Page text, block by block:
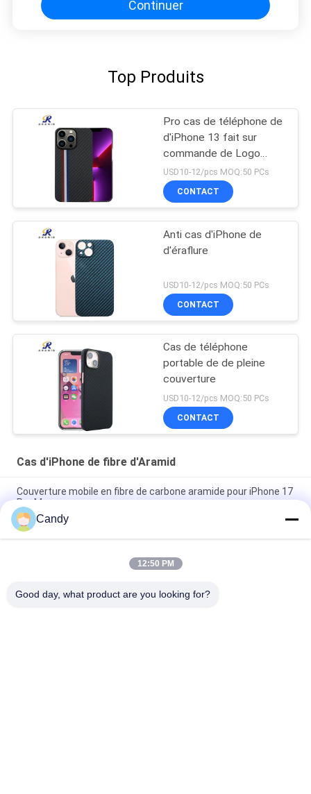
Continuer
Top Produits
Pro cas de téléphone de
d'iPhone 13 fait sur
commande de Logo
Minimalist
USD10-12/pcs MOQ:50 PCs
CONTACT
Anti cas d'iPhone de
d'éraflure
USD10-12/pcs MOQ:50 PCs
CONTACT
Cas de téléphone
portable de de pleine
couverture
USD10-12/pcs MOQ:50 PCs
CONTACT
Cas d'iPhone de fibre d'Aramid
Couverture mobile en fibre de carbone aramide pour iPhone 17
Pro Max
Coque de téléphone mobile en fibre de carbone aramide
premium avec cadre en métal pour iPhone 17 Pro Max
Couverture mobile personnalisée en fibre de carbone pour
Candy
12:50 PM
Good day, what product are you looking for?